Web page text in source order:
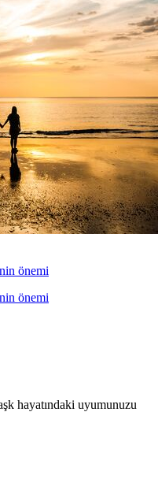
önemi
önemi
hayatındaki uyumunuzu